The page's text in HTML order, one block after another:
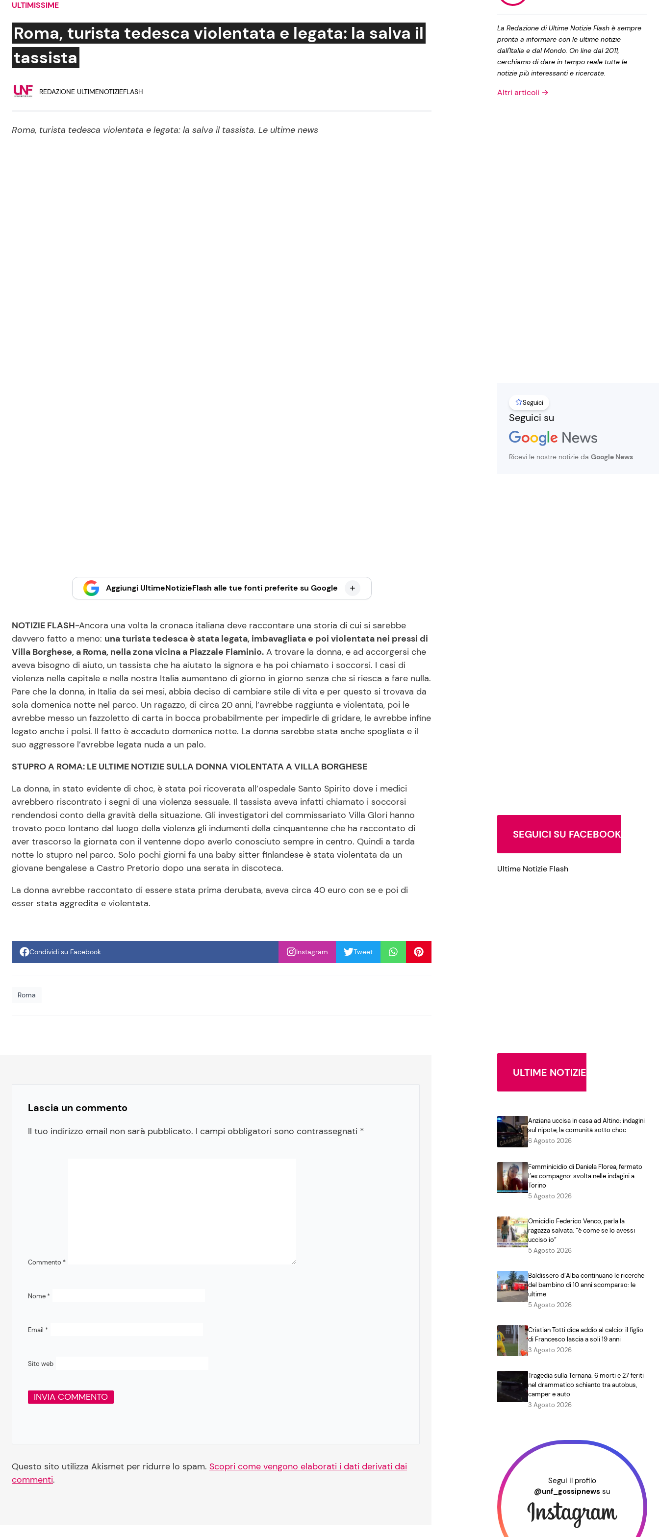
Social News
News dal mondo
Mondo Mamma Le Ricette in TV
Privacy Policy
ULTIMISSIME
Roma, turista tedesca violentata e legata: la salva il
tassista
REDAZIONE ULTIMENOTIZIEFLASH
Roma, turista tedesca violentata e legata: la salva il tassista. Le ultime news
Aggiungi UltimeNotizieFlash alle tue fonti preferite su Google
NOTIZIE FLASH-Ancora una volta la cronaca italiana deve raccontare una storia di cui si sarebbe
davvero fatto a meno: una turista tedesca è stata legata, imbavagliata e poi violentata nei pressi di
Villa Borghese, a Roma, nella zona vicina a Piazzale Flaminio. A trovare la donna, e ad accorgersi che
aveva bisogno di aiuto, un tassista che ha aiutato la signora e ha poi chiamato i soccorsi. I casi di
violenza nella capitale e nella nostra Italia aumentano di giorno in giorno senza che si riesca a fare nulla.
Pare che la donna, in Italia da sei mesi, abbia deciso di cambiare stile di vita e per questo si trovava da
sola domenica notte nel parco. Un ragazzo, di circa 20 anni, l’avrebbe raggiunta e violentata, poi le
avrebbe messo un fazzoletto di carta in bocca probabilmente per impedirle di gridare, le avrebbe infine
legato anche i polsi. Il fatto è accaduto domenica notte. La donna sarebbe stata anche spogliata e il
suo aggressore l’avrebbe legata nuda a un palo.
STUPRO A ROMA: LE ULTIME NOTIZIE SULLA DONNA VIOLENTATA A VILLA BORGHESE
La donna, in stato evidente di choc, è stata poi ricoverata all’ospedale Santo Spirito dove i medici
avrebbero riscontrato i segni di una violenza sessuale. Il tassista aveva infatti chiamato i soccorsi
rendendosi conto della gravità della situazione. Gli investigatori del commissariato Villa Glori hanno
trovato poco lontano dal luogo della violenza gli indumenti della cinquantenne che ha raccontato di
aver trascorso la giornata con il ventenne dopo averlo conosciuto sempre in centro. Quindi a tarda
notte lo stupro nel parco. Solo pochi giorni fa una baby sitter finlandese è stata violentata da un
giovane bengalese a Castro Pretorio dopo una serata in discoteca.
La donna avrebbe raccontato di essere stata prima derubata, aveva circa 40 euro con se e poi di
esser stata aggredita e violentata.
Condividi su Facebook Instagram Tweet
Roma
Lascia un commento
Il tuo indirizzo email non sarà pubblicato. I campi obbligatori sono contrassegnati *
Commento *
Nome *
Email *
Sito web
Questo sito utilizza Akismet per ridurre lo spam. Scopri come vengono elaborati i dati derivati dai
commenti.
La Redazione di Ultime Notizie Flash è sempre
pronta a informare con le ultime notizie
dall'Italia e dal Mondo. On line dal 2011,
cerchiamo di dare in tempo reale tutte le
notizie più interessanti e ricercate.
Altri articoli →
Seguici
Seguici su
Ricevi le nostre notizie da Google News
SEGUICI SU FACEBOOK
Ultime Notizie Flash
ULTIME NOTIZIE
Anziana uccisa in casa ad Altino: indagini
sul nipote, la comunità sotto choc
6 Agosto 2026
Femminicidio di Daniela Florea, fermato
l’ex compagno: svolta nelle indagini a
Torino
5 Agosto 2026
Omicidio Federico Venco, parla la
ragazza salvata: “è come se lo avessi
ucciso io”
5 Agosto 2026
Baldissero d’Alba continuano le ricerche
del bambino di 10 anni scomparso: le
ultime
5 Agosto 2026
Cristian Totti dice addio al calcio: il figlio
di Francesco lascia a soli 19 anni
3 Agosto 2026
Tragedia sulla Ternana: 6 morti e 27 feriti
nel drammatico schianto tra autobus,
camper e auto
3 Agosto 2026
Segui il profilo
@unf_gossipnews su